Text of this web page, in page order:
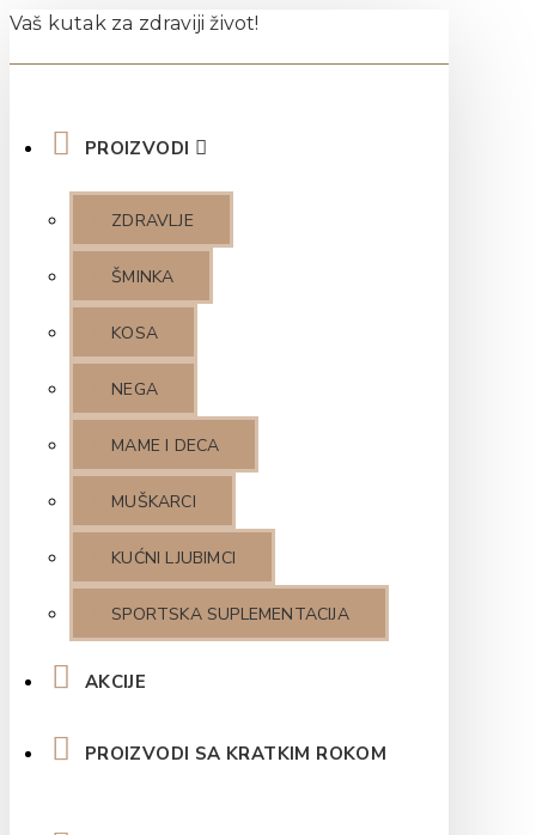
Vaš kutak za zdraviji život!
PROIZVODI
ZDRAVLJE
ŠMINKA
KOSA
NEGA
MAME I DECA
MUŠKARCI
KUĆNI LJUBIMCI
SPORTSKA SUPLEMENTACIJA
AKCIJE
PROIZVODI SA KRATKIM ROKOM